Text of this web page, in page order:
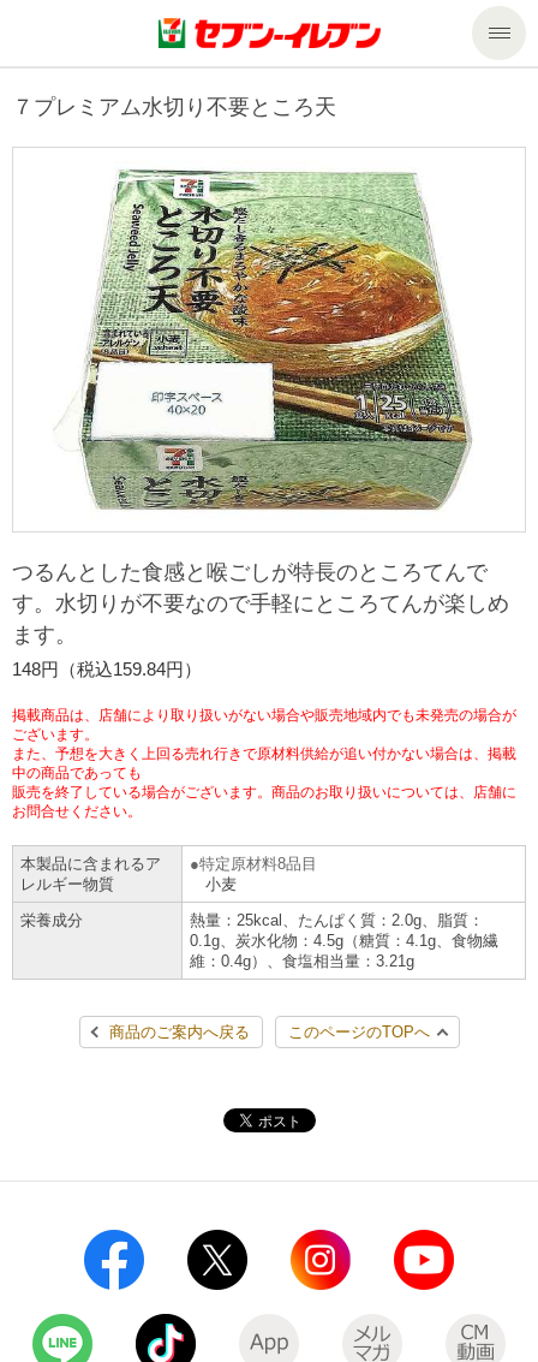
商品のご案内
商品のご案内トップ
今週の新商品
来週の新商品
商品カテゴリ一覧
セブンプレミアム
食の安全・安心への取組み
ギフト
プリペイドカード・金券
ニンテンドー・ダウンロードカード
セール・キャンペーン
サービストップ
nanacoトップ
マルチコピー機でできること
マルチコピー機でできることトップ
コピー
プリント
スキャン
ファクス
チケット
プリペイドサービス
スポーツ振興くじ
行政サービス
学び・教育
便利なサービス
宅配便
切手・はがき・印紙
セブン銀行ATM
ご利用可能なお支払い方法
スマホプリペイド
レジでApple Accountにチャージ
オンラインフォトサービス
コインランドリー（店舗限定）
自転車シェアリング（店舗限定）
モバイルバッテリーシェアリング（店舗限定）
チケットサービス
セブンチケット
イープラス
JTB
セブン‐イレブンでお受取り
セブンネットショッピング
企業情報
企業情報トップ
ニュースリリース
ごあいさつ
企業理念
会社概要
貸借対照表・損益計算書
沿革
国内店舗数
売上高、店舗数推移
セブン‐イレブンの海外事業
データで見るセブン‐イレブン
セブン‐イレブンの「商品力」
セブン-イレブンの横顔
セブン-イレブンの歴史
私たちの取組み
サステナビリティ
サステナビリティトップ
セブン＆アイ・ホールディングスの重点課題
サステナビリティ活動基本方針
サステナビリティ推進体制
GREEN CHALLENGE 2050
4VISIONS
サステナビリティニュース
サステナビリティレポート
報告書ライブラリー
加盟店オーナー募集 物件募集・購入
アルバイト情報
店舗検索
お問い合わせ
Language
English (Corporate)
English (Services)
简体中文(服务)
한국어(서비스)
７プレミアム水切り不要ところ天
つるんとした食感と喉ごしが特長のところてんで
す。水切りが不要なので手軽にところてんが楽しめ
ます。
148円（税込159.84円）
掲載商品は、店舗により取り扱いがない場合や販売地域内でも未発売の場合が
ございます。
また、予想を大きく上回る売れ行きで原材料供給が追い付かない場合は、掲載
中の商品であっても
販売を終了している場合がございます。商品のお取り扱いについては、店舗に
お問合せください。
本製品に含まれるア
レルギー物質
特定原材料8品目
小麦
栄養成分
熱量：25kcal、たんぱく質：2.0g、脂質：
0.1g、炭水化物：4.5g（糖質：4.1g、食物繊
維：0.4g）、食塩相当量：3.21g
商品のご案内へ戻る このページのTOPへ